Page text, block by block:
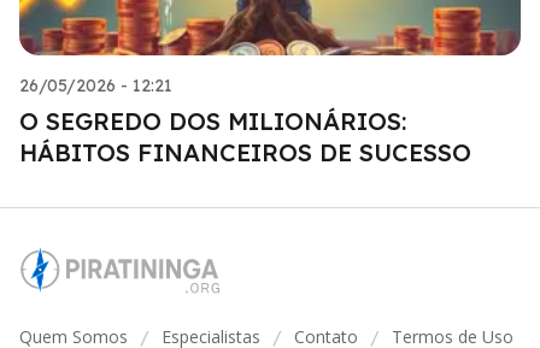
26/05/2026 - 12:21
O SEGREDO DOS MILIONÁRIOS:
HÁBITOS FINANCEIROS DE SUCESSO
Quem Somos / Especialistas / Contato / Termos de Uso